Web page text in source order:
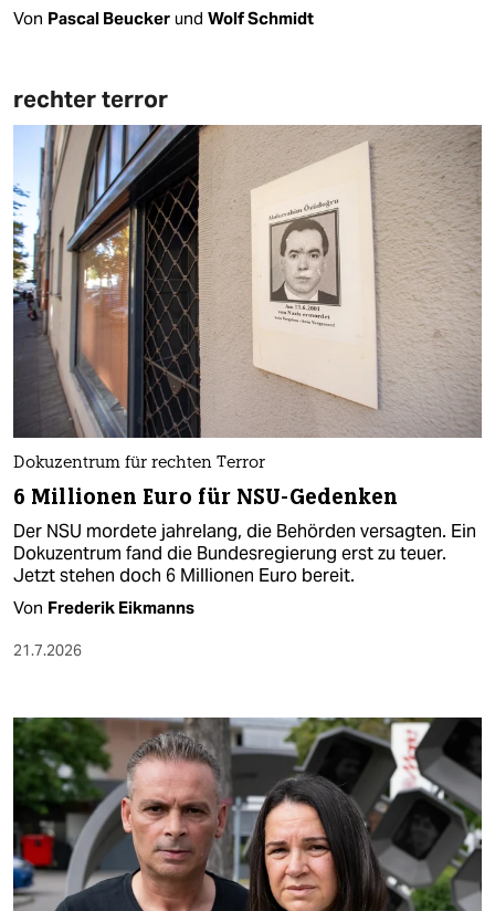
Von Pascal Beucker und Wolf Schmidt
rechter terror
Dokuzentrum für rechten Terror
6 Millionen Euro für NSU-Gedenken
Der NSU mordete jahrelang, die Behörden versagten. Ein
Dokuzentrum fand die Bundesregierung erst zu teuer.
Jetzt stehen doch 6 Millionen Euro bereit.
Von Frederik Eikmanns
21.7.2026